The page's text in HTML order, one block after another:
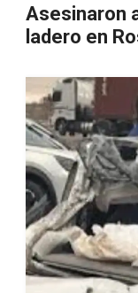
Asesinaron
ladero en